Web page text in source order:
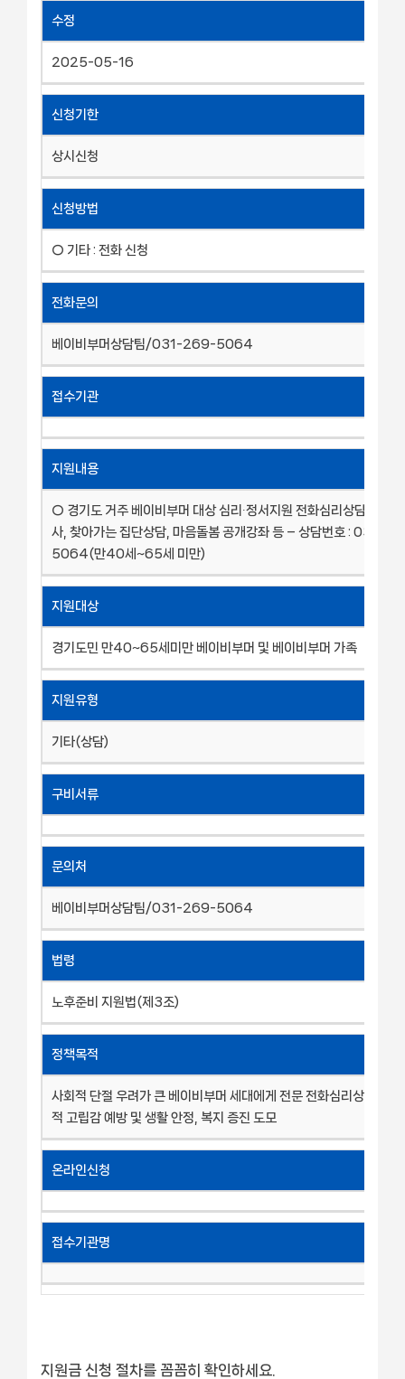
수정
2025-05-16
신청기한
상시신청
신청방법
○ 기타 : 전화 신청
전화문의
베이비부머상담팀/031-269-5064
접수기관
지원내용
○ 경기도 거주 베이비부머 대상 심리∙정서지원 전화심리상담, 온라
사, 찾아가는 집단상담, 마음돌봄 공개강좌 등 – 상담번호 : 031-
5064(만40세~65세 미만)
지원대상
경기도민 만40~65세미만 베이비부머 및 베이비부머 가족
지원유형
기타(상담)
구비서류
문의처
베이비부머상담팀/031-269-5064
법령
노후준비 지원법(제3조)
정책목적
사회적 단절 우려가 큰 베이비부머 세대에게 전문 전화심리상담을
적 고립감 예방 및 생활 안정, 복지 증진 도모
온라인신청
접수기관명
지원금 신청 절차를 꼼꼼히 확인하세요.